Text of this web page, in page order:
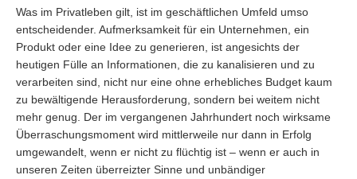
Was im Privatleben gilt, ist im geschäftlichen Umfeld umso
entscheidender. Aufmerksamkeit für ein Unternehmen, ein
Produkt oder eine Idee zu generieren, ist angesichts der
heutigen Fülle an Informationen, die zu kanalisieren und zu
verarbeiten sind, nicht nur eine ohne erhebliches Budget kaum
zu bewältigende Herausforderung, sondern bei weitem nicht
mehr genug. Der im vergangenen Jahrhundert noch wirksame
Überraschungsmoment wird mittlerweile nur dann in Erfolg
umgewandelt, wenn er nicht zu flüchtig ist – wenn er auch in
unseren Zeiten überreizter Sinne und unbändiger